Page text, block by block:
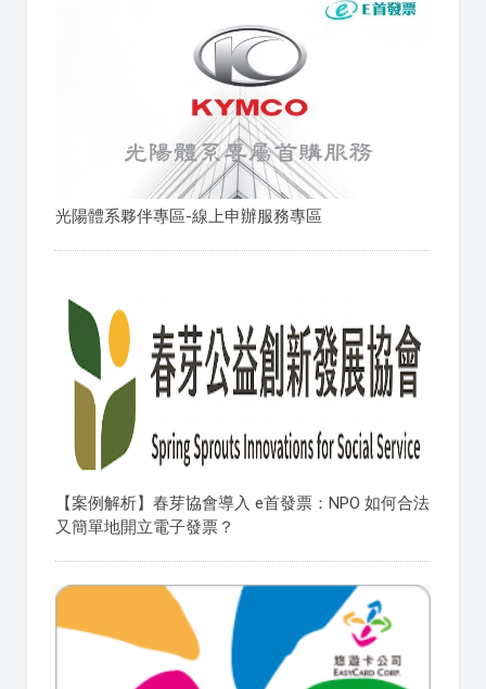
光陽體系夥伴專區-線上申辦服務專區
【案例解析】春芽協會導入 e首發票：NPO 如何合法
又簡單地開立電子發票？